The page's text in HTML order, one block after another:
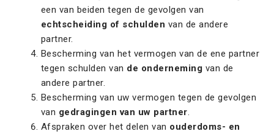
een van beiden tegen de gevolgen van
echtscheiding of schulden van de andere
partner.
Bescherming van het vermogen van de ene partner
tegen schulden van de onderneming van de
andere partner.
Bescherming van uw vermogen tegen de gevolgen
van gedragingen van uw partner
Afspraken over het delen van ouderdoms- en